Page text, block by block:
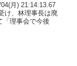
月) 21:14:13.67
け、林理事長は廃
「理事会で今後